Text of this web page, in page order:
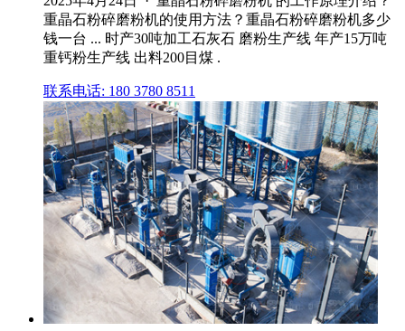
重晶石粉碎磨粉机的使用方法？重晶石粉碎磨粉机多少
钱一台 ... 时产30吨加工石灰石 磨粉生产线 年产15万吨
重钙粉生产线 出料200目煤 .
联系电话: 180 3780 8511